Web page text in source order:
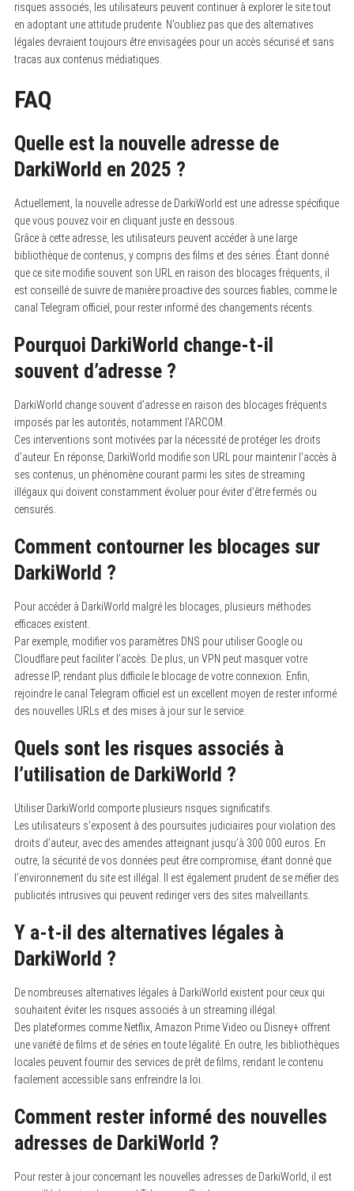
risques associés, les utilisateurs peuvent continuer à explorer le site tout
en adoptant une attitude prudente. N’oubliez pas que des alternatives
légales devraient toujours être envisagées pour un accès sécurisé et sans
tracas aux contenus médiatiques.
FAQ
Quelle est la nouvelle adresse de
DarkiWorld en 2025 ?
Actuellement, la nouvelle adresse de DarkiWorld est une adresse spécifique
que vous pouvez voir en cliquant juste en dessous.
Grâce à cette adresse, les utilisateurs peuvent accéder à une large
bibliothèque de contenus, y compris des films et des séries. Étant donné
que ce site modifie souvent son URL en raison des blocages fréquents, il
est conseillé de suivre de manière proactive des sources fiables, comme le
canal Telegram officiel, pour rester informé des changements récents.
Pourquoi DarkiWorld change-t-il
souvent d’adresse ?
DarkiWorld change souvent d’adresse en raison des blocages fréquents
imposés par les autorités, notamment l’ARCOM.
Ces interventions sont motivées par la nécessité de protéger les droits
d’auteur. En réponse, DarkiWorld modifie son URL pour maintenir l’accès à
ses contenus, un phénomène courant parmi les sites de streaming
illégaux qui doivent constamment évoluer pour éviter d’être fermés ou
censurés.
Comment contourner les blocages sur
DarkiWorld ?
Pour accéder à DarkiWorld malgré les blocages, plusieurs méthodes
efficaces existent.
Par exemple, modifier vos paramètres DNS pour utiliser Google ou
Cloudflare peut faciliter l’accès. De plus, un VPN peut masquer votre
adresse IP, rendant plus difficile le blocage de votre connexion. Enfin,
rejoindre le canal Telegram officiel est un excellent moyen de rester informé
des nouvelles URLs et des mises à jour sur le service.
Quels sont les risques associés à
l’utilisation de DarkiWorld ?
Utiliser DarkiWorld comporte plusieurs risques significatifs.
Les utilisateurs s’exposent à des poursuites judiciaires pour violation des
droits d’auteur, avec des amendes atteignant jusqu’à 300 000 euros. En
outre, la sécurité de vos données peut être compromise, étant donné que
l’environnement du site est illégal. Il est également prudent de se méfier des
publicités intrusives qui peuvent rediriger vers des sites malveillants.
Y a-t-il des alternatives légales à
DarkiWorld ?
De nombreuses alternatives légales à DarkiWorld existent pour ceux qui
souhaitent éviter les risques associés à un streaming illégal.
Des plateformes comme Netflix, Amazon Prime Video ou Disney+ offrent
une variété de films et de séries en toute légalité. En outre, les bibliothèques
locales peuvent fournir des services de prêt de films, rendant le contenu
facilement accessible sans enfreindre la loi.
Comment rester informé des nouvelles
adresses de DarkiWorld ?
Pour rester à jour concernant les nouvelles adresses de DarkiWorld, il est